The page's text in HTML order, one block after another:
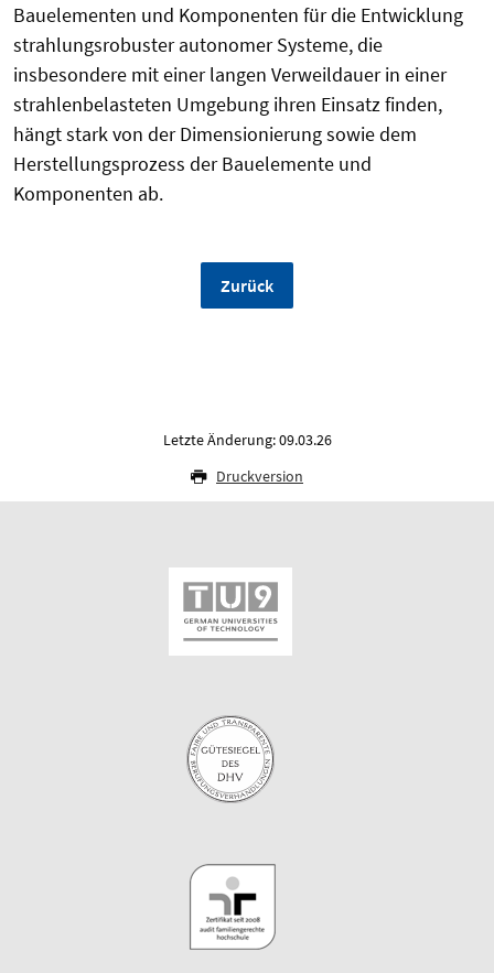
Bauelementen und Komponenten für die Entwicklung
strahlungsrobuster autonomer Systeme, die
insbesondere mit einer langen Verweildauer in einer
strahlenbelasteten Umgebung ihren Einsatz finden,
hängt stark von der Dimensionierung sowie dem
Herstellungsprozess der Bauelemente und
Komponenten ab.
Zurück
Letzte Änderung: 09.03.26
Druckversion